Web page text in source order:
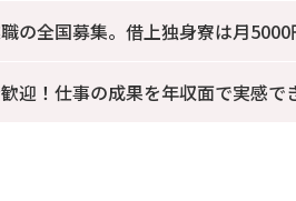
の全国募集。借上独身寮は月5000
迎！仕事の成果を年収面で実感で